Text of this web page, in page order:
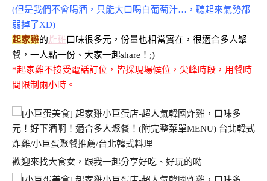
(但是我們不會喝酒，只能大口喝白葡萄汁…，聽起來氣勢都
弱掉了XD)
起家雞的炸雞 口味很多元，份量也相當實在，很適合多人聚
餐，一人點一份、大家一起share！;)
*起家雞不接受電話訂位，皆採現場候位，尖峰時段，用餐時
間限制兩小時。
歡迎來找大食女，跟我一起分享好吃、好玩的呦